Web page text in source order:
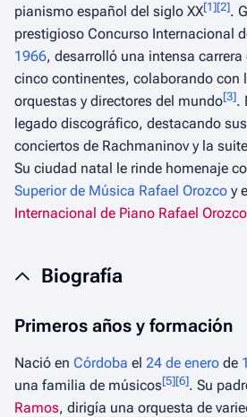
pianismo español del siglo XX[1][2].
prestigioso Concurso Internacional
1966, desarrolló una intensa
cinco continentes, colaborando con
orquestas y directores del mundo[3].
legado discográfico, destacando
conciertos de Rachmaninov y la suite
Su ciudad natal le rinde homenaje
Superior de Música Rafael Orozco y
Internacional de Piano Rafael Orozco
Biografía
Primeros años y formación
Nació en Córdoba el 24 de enero de
una familia de músicos[5][6]. Su
Ramos, dirigía una orquesta de